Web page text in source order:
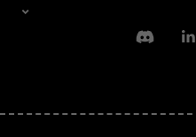
Linkedin
Discord